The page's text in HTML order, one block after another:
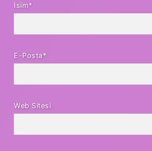
İsim*
E-Posta*
Web Sitesi